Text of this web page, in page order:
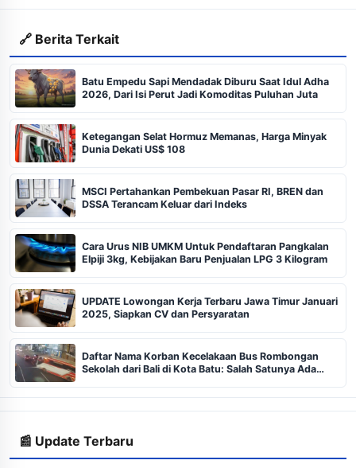
🔗 Berita Terkait
Batu Empedu Sapi Mendadak Diburu Saat Idul Adha
2026, Dari Isi Perut Jadi Komoditas Puluhan Juta
Ketegangan Selat Hormuz Memanas, Harga Minyak
Dunia Dekati US$ 108
MSCI Pertahankan Pembekuan Pasar RI, BREN dan
DSSA Terancam Keluar dari Indeks
Cara Urus NIB UMKM Untuk Pendaftaran Pangkalan
Elpiji 3kg, Kebijakan Baru Penjualan LPG 3 Kilogram
UPDATE Lowongan Kerja Terbaru Jawa Timur Januari
2025, Siapkan CV dan Persyaratan
Daftar Nama Korban Kecelakaan Bus Rombongan
Sekolah dari Bali di Kota Batu: Salah Satunya Ada
📰 Update Terbaru